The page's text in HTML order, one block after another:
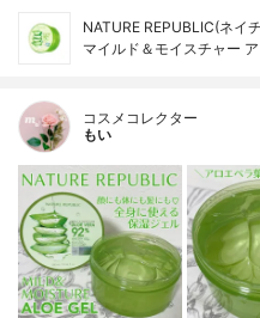
NATURE REPUBLIC(ネイ
マイルド＆モイスチャー
コスメコレクター
もい